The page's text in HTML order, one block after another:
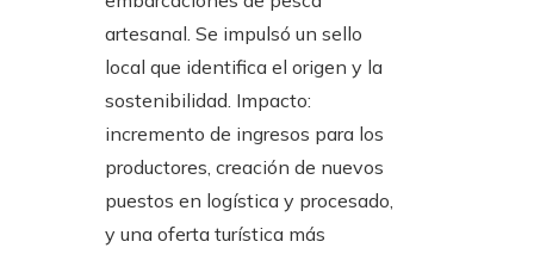
artesanal. Se impulsó un sello
local que identifica el origen y la
sostenibilidad. Impacto:
incremento de ingresos para los
productores, creación de nuevos
puestos en logística y procesado,
y una oferta turística más